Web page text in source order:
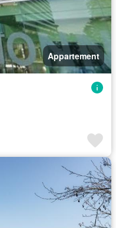
Appartement